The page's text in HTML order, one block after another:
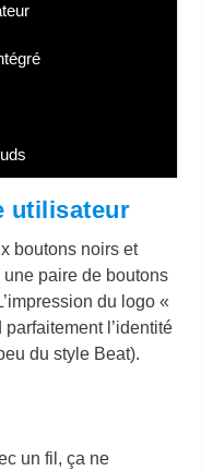
utilisateur
boutons noirs et
paire de boutons
du logo «
l’identité
du style Beat).
un fil, ça ne